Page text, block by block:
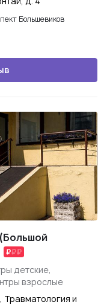
Большевиков
детские,
взрослые
Травматология и